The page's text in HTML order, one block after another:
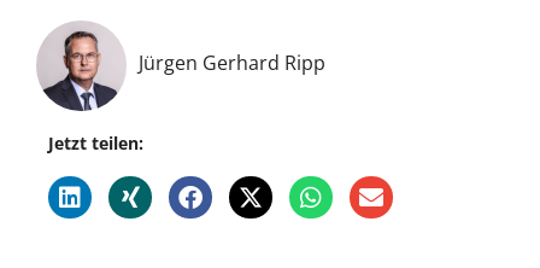
Jürgen Gerhard Ripp
Jetzt teilen: